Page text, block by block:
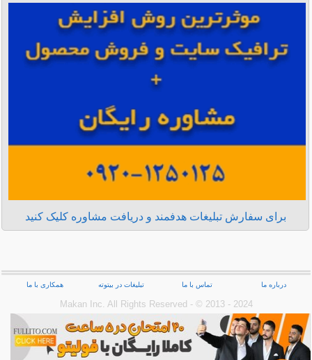
برای سفارش تبلیغات هدفمند و دریافت مشاوره کلیک کنید
درباره ما تماس با ما تبلیغات در بیتوته همکاری با ما
Makan Inc.‎ All Rights Reserved - © 2013 - 2024